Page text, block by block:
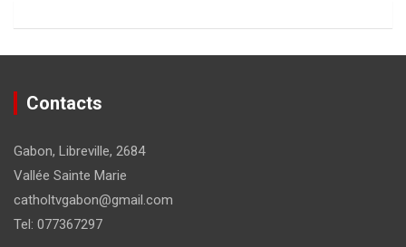
Contacts
Gabon, Libreville, 2684
Vallée Sainte Marie
catholtvgabon@gmail.com
Tel: 077367297